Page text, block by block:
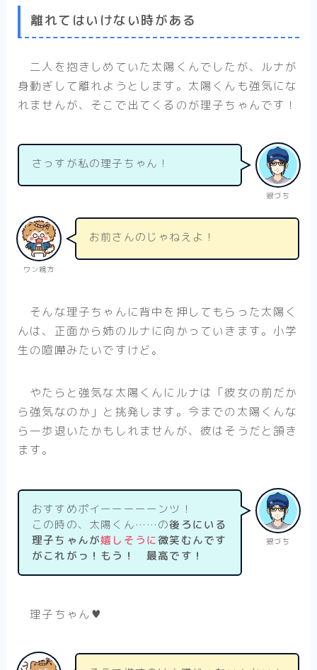
離れてはいけない時がある
二人を抱きしめていた太陽くんでしたが、ルナが
身動ぎして離れようとします。太陽くんも強気にな
れませんが、そこで出てくるのが理子ちゃんです！
銀づち
さっすが私の理子ちゃん！
ワン親方
お前さんのじゃねえよ！
そんな理子ちゃんに背中を押してもらった太陽く
んは、正面から姉のルナに向かっていきます。小学
生の喧嘩みたいですけど。
やたらと強気な太陽くんにルナは「彼女の前だか
ら強気なのか」と挑発します。今までの太陽くんな
ら一歩退いたかもしれませんが、彼はそうだと頷き
ます。
銀づち
おすすめポイーーーーーンツ！
この時の、太陽くん……の後ろにいる
理子ちゃんが嬉しそうに微笑むんです
がこれがっ！もう！ 最高です！
理子ちゃん♥